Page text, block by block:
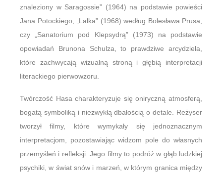
znaleziony w Saragossie” (1964) na podstawie powieści
Jana Potockiego, „Lalka” (1968) według Bolesława Prusa,
czy „Sanatorium pod Klepsydrą” (1973) na podstawie
opowiadań Brunona Schulza, to prawdziwe arcydzieła,
które zachwycają wizualną stroną i głębią interpretacji
literackiego pierwowzoru.
Twórczość Hasa charakteryzuje się oniryczną atmosferą,
bogatą symboliką i niezwykłą dbałością o detale. Reżyser
tworzył filmy, które wymykały się jednoznacznym
interpretacjom, pozostawiając widzom pole do własnych
przemyśleń i refleksji. Jego filmy to podróż w głąb ludzkiej
psychiki, w świat snów i marzeń, w którym granica między